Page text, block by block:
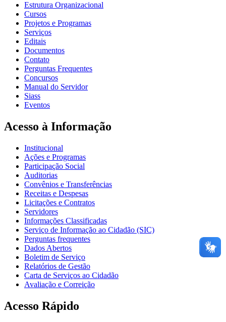
Estrutura Organizacional
Cursos
Projetos e Programas
Serviços
Editais
Documentos
Contato
Perguntas Frequentes
Concursos
Manual do Servidor
Siass
Eventos
Acesso à Informação
Institucional
Ações e Programas
Participação Social
Auditorias
Convênios e Transferências
Receitas e Despesas
Licitações e Contratos
Servidores
Informações Classificadas
Serviço de Informação ao Cidadão (SIC)
Perguntas frequentes
Dados Abertos
Boletim de Serviço
Relatórios de Gestão
Carta de Serviços ao Cidadão
Avaliação e Correição
Acesso Rápido